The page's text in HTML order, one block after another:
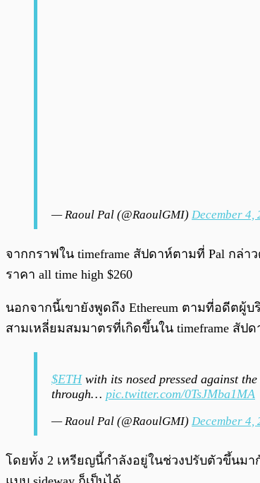
— Raoul Pal (@RaoulGMI) December 4,
จากกราฟใน timeframe สัปดาห์ตามที่ Pal กล่า
ราคา all time high $260
นอกจากนี้เขายังพูดถึง Ethereum ตามที่อดีตผู้บ
สามเหลี่ยมสมมาตรที่เกิดขึ้นใน timeframe สัป
$ETHwith its nosed pressed against
through… pic.twitter.com/0TsJMba1MA
— Raoul Pal (@RaoulGMI) December 4,
โดยทั้ง 2 เหรียญนี้กำลังอยู่ในช่วงปรับตัวขึ้นมา